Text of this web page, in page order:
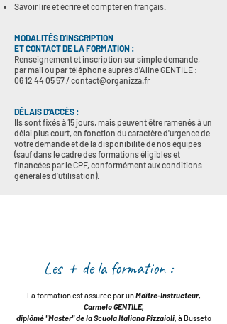
Savoir lire et écrire et compter en français.
MODALITÉS D’INSCRIPTION
ET CONTACT DE LA FORMATION :
Renseignement et inscription sur simple demande,
par mail ou par téléphone auprès d'Aline GENTILE :
06 12 44 05 57 /contact@organizza.fr
DÉLAIS D’ACCÈS :
Ils sont fixés à 15 jours, mais peuvent être ramenés à un
délai plus court, en fonction du caractère d'urgence de
votre demande et de la disponibilité de nos équipes
(sauf dans le cadre des formations éligibles et
financées par le CPF, conformément aux conditions
générales d’utilisation).
Les + de la formation :
La formation est assurée par unMaître-Instructeur,
Carmelo GENTILE,
diplômé "Master" de la Scuola Italiana Pizzaioli, à Busseto